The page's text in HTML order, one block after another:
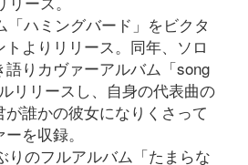
「ハミングバード」をビクタ
よりリリース。同年、ソロ
語りカヴァーアルバム「song
リリースし、自身の代表曲の
誰かの彼女になりくさって
を収録。
りのフルアルバム「たまらな